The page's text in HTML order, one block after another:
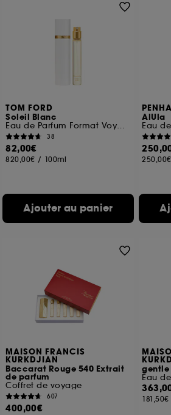
TOM FORD
Soleil Blanc
Eau de Parfum Format Voyage
38
82,00€
820,00€ / 100ml
Ajouter au panier
AlUla
Eau
250,00€
MAISON FRANCIS
KURKDJIAN
Baccarat Rouge 540 Extrait
de parfum
Coffret de voyage
607
400,00€
Eau
181,50€